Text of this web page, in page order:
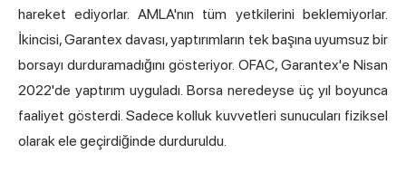
hareket ediyorlar. AMLA'nın tüm yetkilerini beklemiyorlar.
İkincisi, Garantex davası, yaptırımların tek başına uyumsuz bir
borsayı durduramadığını gösteriyor. OFAC, Garantex'e Nisan
2022'de yaptırım uyguladı. Borsa neredeyse üç yıl boyunca
faaliyet gösterdi. Sadece kolluk kuvvetleri sunucuları fiziksel
olarak ele geçirdiğinde durduruldu.